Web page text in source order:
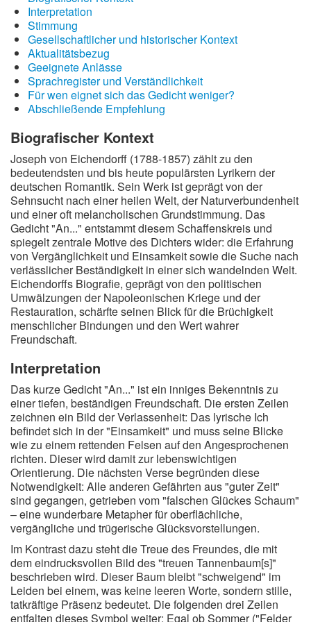
Wintergedichte
Dichter
Gedichte-Quiz
Zufallsgedicht
Interpretation
Stimmung
Gesellschaftlicher und historischer Kontext
Aktualitätsbezug
Geeignete Anlässe
Sprachregister und Verständlichkeit
Für wen eignet sich das Gedicht weniger?
Abschließende Empfehlung
Biografischer Kontext
Joseph von Eichendorff (1788-1857) zählt zu den
bedeutendsten und bis heute populärsten Lyrikern der
deutschen Romantik. Sein Werk ist geprägt von der
Sehnsucht nach einer heilen Welt, der Naturverbundenheit
und einer oft melancholischen Grundstimmung. Das
Gedicht "An..." entstammt diesem Schaffenskreis und
spiegelt zentrale Motive des Dichters wider: die Erfahrung
von Vergänglichkeit und Einsamkeit sowie die Suche nach
verlässlicher Beständigkeit in einer sich wandelnden Welt.
Eichendorffs Biografie, geprägt von den politischen
Umwälzungen der Napoleonischen Kriege und der
Restauration, schärfte seinen Blick für die Brüchigkeit
menschlicher Bindungen und den Wert wahrer
Freundschaft.
Interpretation
Das kurze Gedicht "An..." ist ein inniges Bekenntnis zu
einer tiefen, beständigen Freundschaft. Die ersten Zeilen
zeichnen ein Bild der Verlassenheit: Das lyrische Ich
befindet sich in der "Einsamkeit" und muss seine Blicke
wie zu einem rettenden Felsen auf den Angesprochenen
richten. Dieser wird damit zur lebenswichtigen
Orientierung. Die nächsten Verse begründen diese
Notwendigkeit: Alle anderen Gefährten aus "guter Zeit"
sind gegangen, getrieben vom "falschen Glückes Schaum"
– eine wunderbare Metapher für oberflächliche,
vergängliche und trügerische Glücksvorstellungen.
Im Kontrast dazu steht die Treue des Freundes, die mit
dem eindrucksvollen Bild des "treuen Tannenbaum[s]"
beschrieben wird. Dieser Baum bleibt "schweigend" im
Leiden bei einem, was keine leeren Worte, sondern stille,
tatkräftige Präsenz bedeutet. Die folgenden drei Zeilen
entfalten dieses Symbol weiter: Egal ob Sommer ("Felder